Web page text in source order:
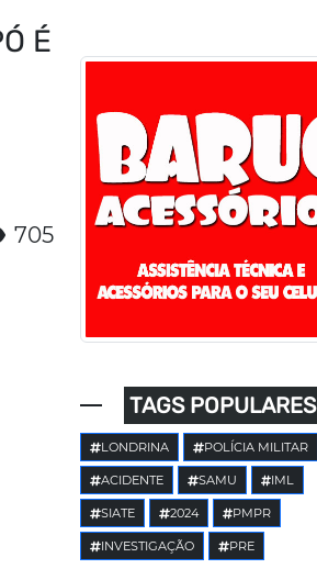
É
705
TAGS POPULARES
LONDRINA POLÍCIA MILITAR
ACIDENTE SAMU IML
SIATE 2024 PMPR
INVESTIGAÇÃO PRE